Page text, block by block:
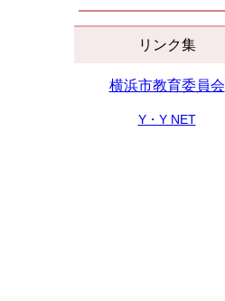
リンク集
横浜市教育委員会
Y・Y NET